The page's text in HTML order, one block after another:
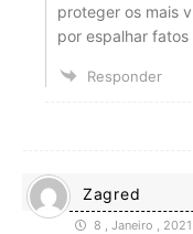
proteger os mais
por espalhar
Responder
Zagred
8 , Janeiro ,